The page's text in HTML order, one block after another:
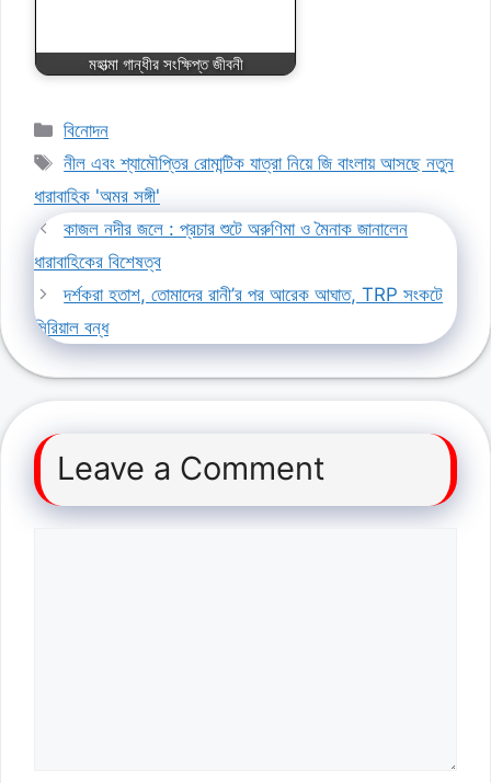
মহাত্মা গান্ধীর সংক্ষিপ্ত জীবনী
Categories
বিনোদন
Tags
নীল এবং শ্যামৌপ্তির রোমান্টিক যাত্রা নিয়ে জি বাংলায় আসছে নতুন
ধারাবাহিক 'অমর সঙ্গী'
কাজল নদীর জলে : প্রচার শুটে অরুণিমা ও মৈনাক জানালেন
ধারাবাহিকের বিশেষত্ব
দর্শকরা হতাশ, তোমাদের রানী’র পর আরেক আঘাত, TRP সংকটে
সিরিয়াল বন্ধ
Leave a Comment